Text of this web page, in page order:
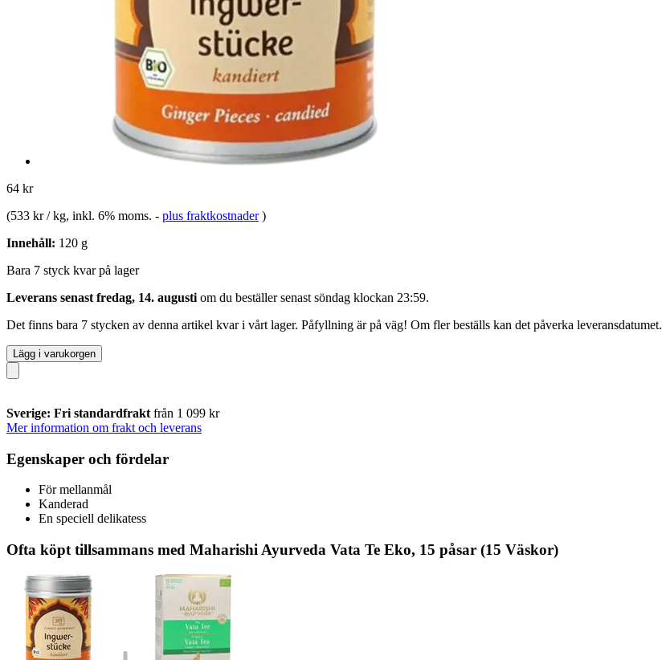
64 kr
(533 kr / kg, inkl. 6% moms. - plus fraktkostnader )
Innehåll: 120 g
Bara 7 styck kvar på lager
Leverans senast fredag, 14. augusti om du beställer senast söndag klockan 23:59.
Det finns bara 7 stycken av denna artikel kvar i vårt lager. Påfyllning är på väg! Om fler beställs kan det påverka leveransdatumet.
Lägg i varukorgen
Sverige: Fri standardfrakt från 1 099 kr
Mer information om frakt och leverans
Egenskaper och fördelar
För mellanmål
Kanderad
En speciell delikatess
Ofta köpt tillsammans med Maharishi Ayurveda Vata Te Eko, 15 påsar (15 Väskor)